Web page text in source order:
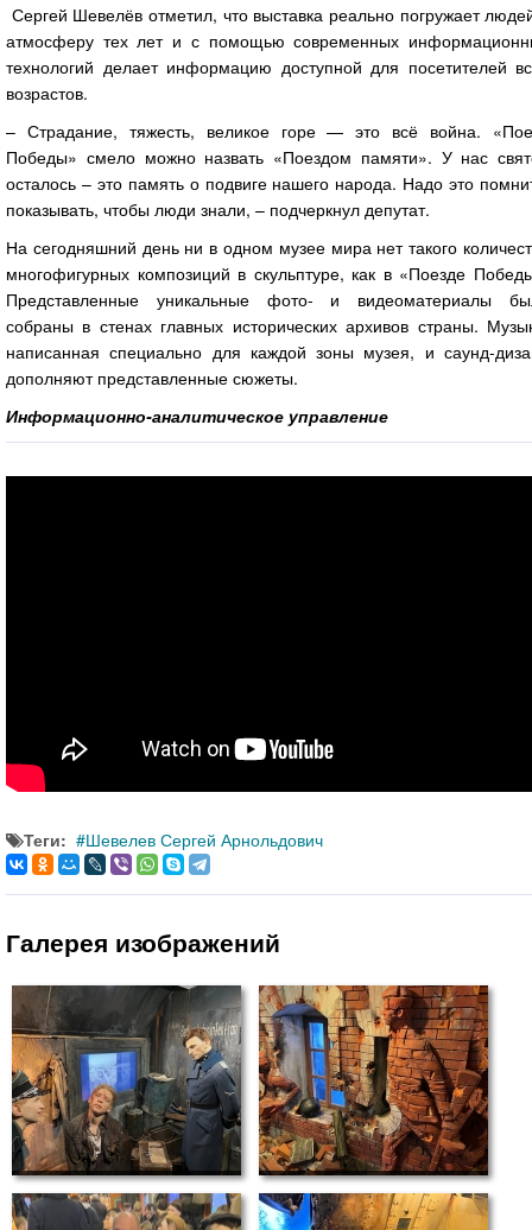
Сергей Шевелёв отметил, что выставка реально погружает
атмосферу тех лет и с помощью современных
технологий делает информацию доступной для посетителей
возрастов.
– Страдание, тяжесть, великое горе — это всё война.
Победы» смело можно назвать «Поездом памяти». У нас
осталось – это память о подвиге нашего народа. Надо это
показывать, чтобы люди знали, – подчеркнул депутат.
На сегодняшний день ни в одном музее мира нет такого
многофигурных композиций в скульптуре, как в «Поезде
Представленные уникальные фото- и видеоматериалы
собраны в стенах главных исторических архивов страны.
написанная специально для каждой зоны музея, и саунд-
дополняют представленные сюжеты.
Информационно-аналитическое управление
Теги: Шевелев Сергей Арнольдович
Галерея изображений